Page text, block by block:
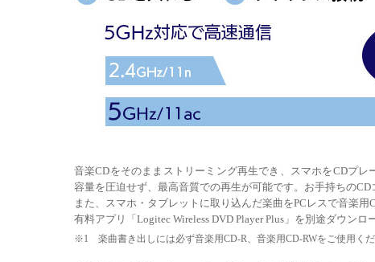
音楽CDをそのままストリーミング再生でき、スマホをCDプ
容量を圧迫せず、最高音質での再生が可能です。お手持ちの
また、スマホ・タブレットに取り込んだ楽曲をPCレスで音楽
有料アプリ「Logitec Wireless DVD Player Plus」を別途ダウン
※1 楽曲書き出しには必ず音楽用CD-R、音楽用CD-RWをご使用くだ